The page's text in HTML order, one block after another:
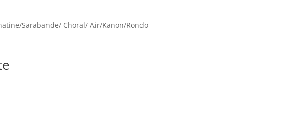
Sarabande/ Choral/ Air/Kanon/Rondo